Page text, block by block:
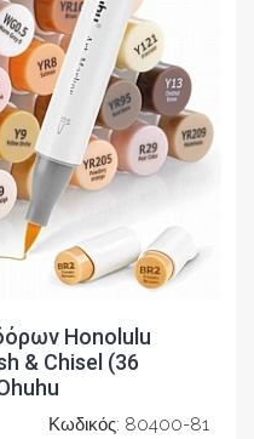
Honolulu
& Chisel (36
Κωδικός: 80400-81